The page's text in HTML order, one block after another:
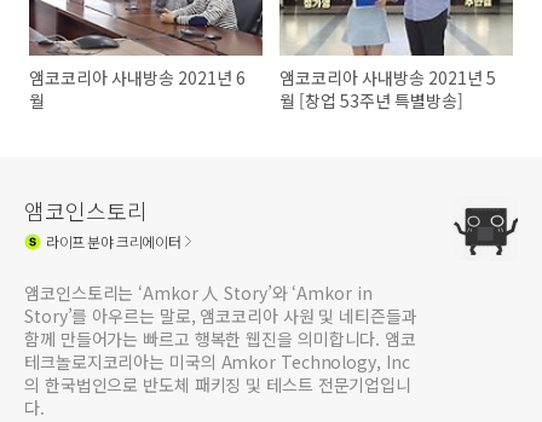
앰코코리아 사내방송 2021년 6
월
앰코코리아 사내방송 2021년 5
월 [창업 53주년 특별방송]
앰코인스토리
라이프분야 크리에이터
앰코인스토리는 ‘Amkor 人 Story’와 ‘Amkor in
Story’를 아우르는 말로, 앰코코리아 사원 및 네티즌들과
함께 만들어가는 빠르고 행복한 웹진을 의미합니다. 앰코
테크놀로지코리아는 미국의 Amkor Technology, Inc
의 한국법인으로 반도체 패키징 및 테스트 전문기업입니
다.